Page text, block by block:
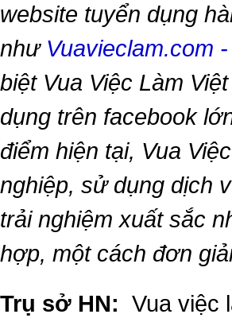
website tuyển dụng
như Vuavieclam.com -
biệt Vua Việc Làm
dụng trên facebook
điểm hiện tại, Vua
nghiệp, sử dụng dịch
trải nghiệm xuất sắc
hợp, một cách đơn
Trụ sở HN: Vua việc